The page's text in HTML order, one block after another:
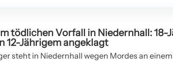
tödlichen Vorfall in Niedernhall: 18-
12-Jährigem angeklagt
steht in Niedernhall wegen Mordes an